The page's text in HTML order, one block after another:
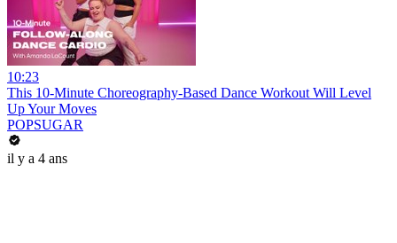
10:23
This 10-Minute Choreography-Based Dance Workout Will Level
Up Your Moves
POPSUGAR
il y a 4 ans